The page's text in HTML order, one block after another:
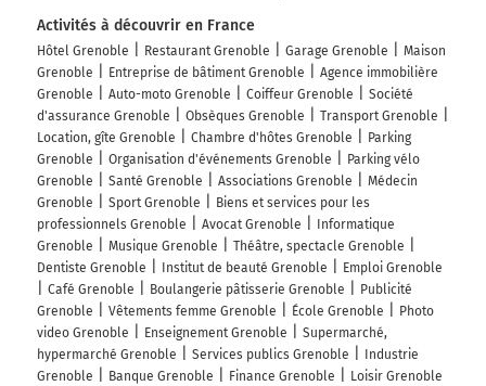
Activités à découvrir en France
Hôtel Grenoble Restaurant Grenoble Garage Grenoble
Maison
Grenoble
Entreprise de bâtiment Grenoble
Agence immobilière
Grenoble
Auto-moto Grenoble Coiffeur Grenoble
Société
d'assurance Grenoble
Obsèques Grenoble
Transport Grenoble
Location, gîte Grenoble
Chambre d'hôtes Grenoble
Parking
Grenoble
Organisation d'événements Grenoble
Parking vélo
Grenoble
Santé Grenoble Associations Grenoble
Médecin
Grenoble
Sport Grenoble
Biens et services pour les
professionnels Grenoble
Avocat Grenoble
Informatique
Grenoble
Musique Grenoble
Théâtre, spectacle Grenoble
Dentiste Grenoble
Institut de beauté Grenoble
Emploi Grenoble
Café Grenoble
Boulangerie pâtisserie Grenoble
Publicité
Grenoble
Vêtements femme Grenoble École Grenoble
Photo
video Grenoble
Enseignement Grenoble
Supermarché,
hypermarché Grenoble
Services publics Grenoble
Industrie
Grenoble
Banque Grenoble Finance Grenoble
Loisir Grenoble